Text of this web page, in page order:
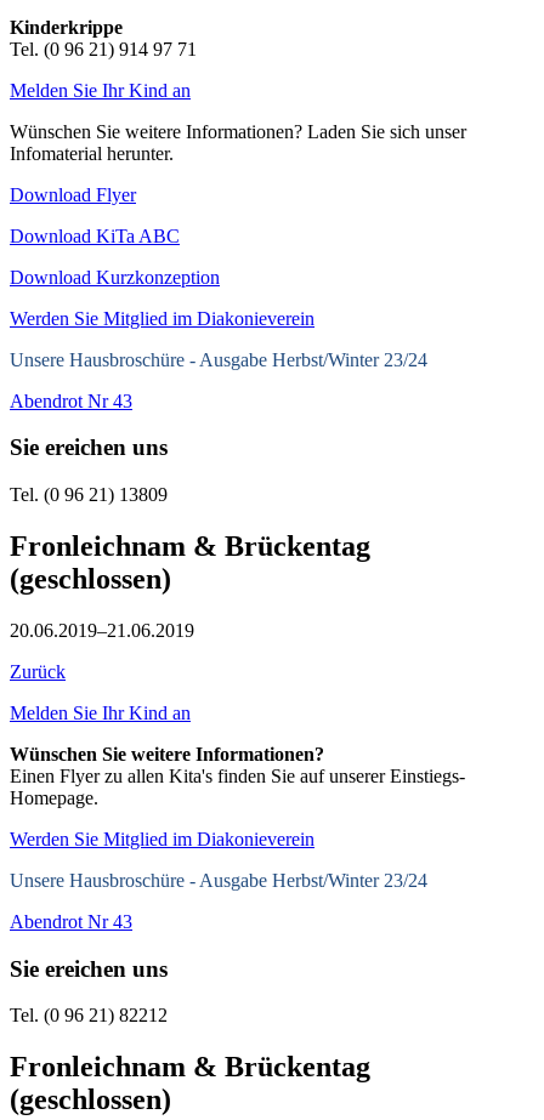
Kinderkrippe
Tel. (0 96 21) 914 97 71
Melden Sie Ihr Kind an
Wünschen Sie weitere Informationen? Laden Sie sich unser
Infomaterial herunter.
Download Flyer
Download KiTa ABC
Download Kurzkonzeption
Werden Sie Mitglied im Diakonieverein
Unsere Hausbroschüre - Ausgabe Herbst/Winter 23/24
Abendrot Nr 43
Sie ereichen uns
Tel. (0 96 21) 13809
Fronleichnam & Brückentag
(geschlossen)
20.06.2019–21.06.2019
Zurück
Melden Sie Ihr Kind an
Wünschen Sie weitere Informationen?
Einen Flyer zu allen Kita's finden Sie auf unserer Einstiegs-
Homepage.
Werden Sie Mitglied im Diakonieverein
Unsere Hausbroschüre - Ausgabe Herbst/Winter 23/24
Abendrot Nr 43
Sie ereichen uns
Tel. (0 96 21) 82212
Fronleichnam & Brückentag
(geschlossen)